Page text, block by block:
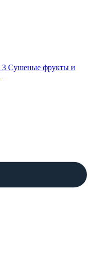
3 Сушеные фрукты и